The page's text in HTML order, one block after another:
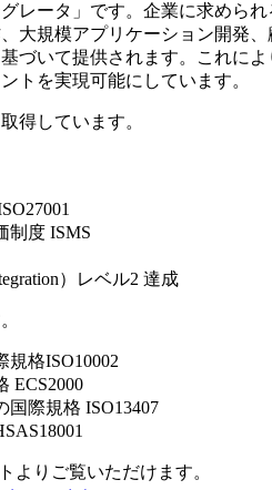
レータ」です。企業に求めら
大規模アプリケーション開発
づいて提供されます。これに
トを実現可能にしています。
得しています。
制度 ISMS
）レベル2 達成
格ISO10002
ECS2000
国際規格 ISO13407
よりご覧いただけます。